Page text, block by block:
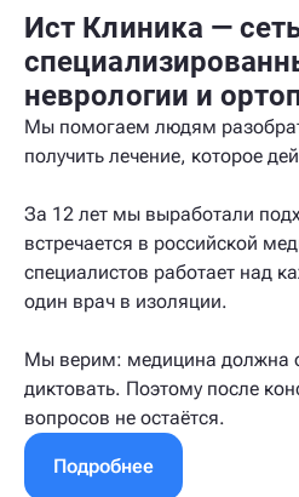
Ист Клиника —
неврологии и
Мы помогаем людям
получить лечение, которое
За 12 лет мы выработали
встречается в российской
специалистов работает над
один врач в изоляции.
Мы верим: медицина должна
диктовать. Поэтому после
вопросов не остаётся.
Подробнее